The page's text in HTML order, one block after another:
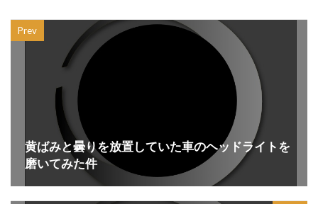
Prev
黄ばみと曇りを放置していた車のヘッドライトを
磨いてみた件